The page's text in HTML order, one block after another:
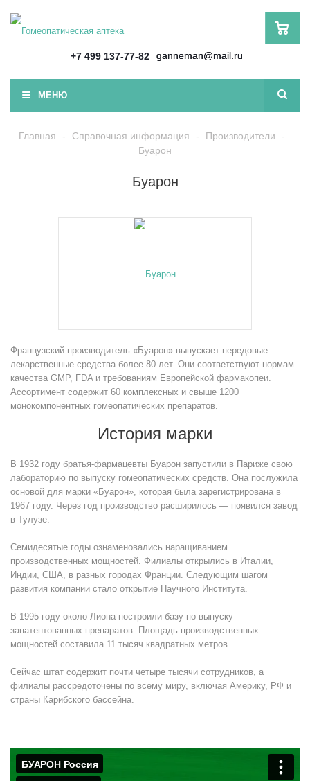
+7 499 137-77-82 ganneman@mail.ru
МЕНЮ
Главная - Справочная информация - Производители
-
Буарон
Буарон
Французский производитель «Буарон» выпускает передовые
лекарственные средства более 80 лет. Они соответствуют нормам
качества GMP, FDA и требованиям Европейской фармакопеи.
Ассортимент содержит 60 комплексных и свыше 1200
монокомпонентных гомеопатических препаратов.
История марки
В 1932 году братья-фармацевты Буарон запустили в Париже свою
лабораторию по выпуску гомеопатических средств. Она послужила
основой для марки «Буарон», которая была зарегистрирована в
1967 году. Через год производство расширилось — появился завод
в Тулузе.
Семидесятые годы ознаменовались наращиванием
производственных мощностей. Филиалы открылись в Италии,
Индии, США, в разных городах Франции. Следующим шагом
развития компании стало открытие Научного Института.
В 1995 году около Лиона построили базу по выпуску
запатентованных препаратов. Площадь производственных
мощностей составила 11 тысяч квадратных метров.
Сейчас штат содержит почти четыре тысячи сотрудников, а
филиалы рассредоточены по всему миру, включая Америку, РФ и
страны Карибского бассейна.